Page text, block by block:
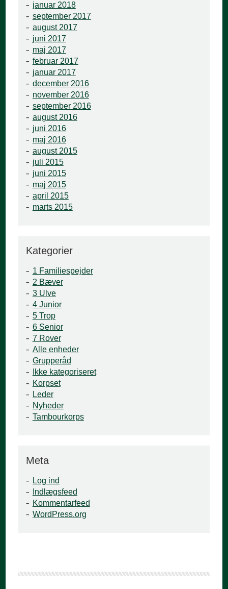
januar 2018
september 2017
august 2017
juni 2017
maj 2017
februar 2017
januar 2017
december 2016
november 2016
september 2016
august 2016
juni 2016
maj 2016
august 2015
juli 2015
juni 2015
maj 2015
april 2015
marts 2015
Kategorier
1 Familiespejder
2 Bæver
3 Ulve
4 Junior
5 Trop
6 Senior
7 Rover
Alle enheder
Grupperåd
Ikke kategoriseret
Korpset
Leder
Nyheder
Tambourkorps
Meta
Log ind
Indlægsfeed
Kommentarfeed
WordPress.org